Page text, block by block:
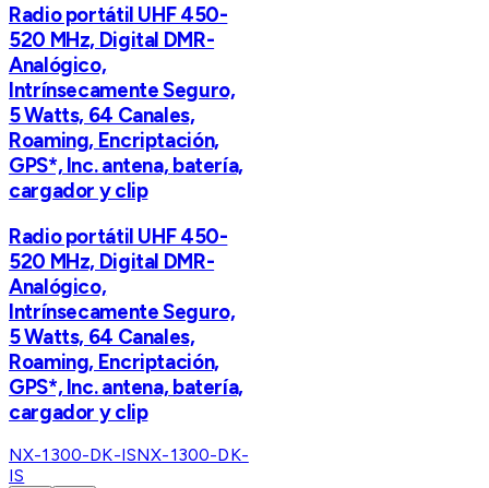
Radio portátil UHF 450-
520 MHz, Digital DMR-
Analógico,
Intrínsecamente Seguro,
5 Watts, 64 Canales,
Roaming, Encriptación,
GPS*, Inc. antena, batería,
cargador y clip
Radio portátil UHF 450-
520 MHz, Digital DMR-
Analógico,
Intrínsecamente Seguro,
5 Watts, 64 Canales,
Roaming, Encriptación,
GPS*, Inc. antena, batería,
cargador y clip
NX-1300-DK-ISNX-1300-DK-
IS